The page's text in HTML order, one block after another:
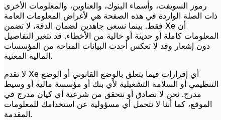
رموز السويفت، وأسماء البنوك، والعناوين، والمعلومات الأخرى
ذات الصلة الواردة في هذه الصفحة هي لأغراض المعلومات العامة
فقط. بينما نسعى جاهدين لضمان الدقة، لا تضمن Xe أن
المعلومات كاملة أو حديثة أو خالية من الأخطاء. قد تتغير التفاصيل
دون إشعار وقد لا تعكس أحدث البيانات المتاحة من المؤسسات
المالية المعنية.
لا تقدم Xe أي إقرارات فيما يتعلق بالوضع القانوني أو الوضع
التنظيمي أو السلامة التشغيلية لأي بنك أو مؤسسة مالية أو وسيط
مدرج. نحن لا نصادق أو نتحقق من شرعية أي كيان مدرج في
الموقع، كما أننا لا نتحمل أي مسؤولية عن استخدامك للمعلومات
المقدمة.